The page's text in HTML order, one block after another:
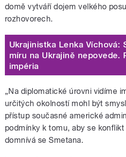
domě vytváří dojem velkého
rozhovorech.
Ukrajinistka Lenka Víchová:
míru na Ukrajině nepovede.
impéria
„Na diplomatické úrovni vidíme
určitých okolností mohl být
přístup současné americké
podmínky k tomu, aby se
domnívá se Smetana.